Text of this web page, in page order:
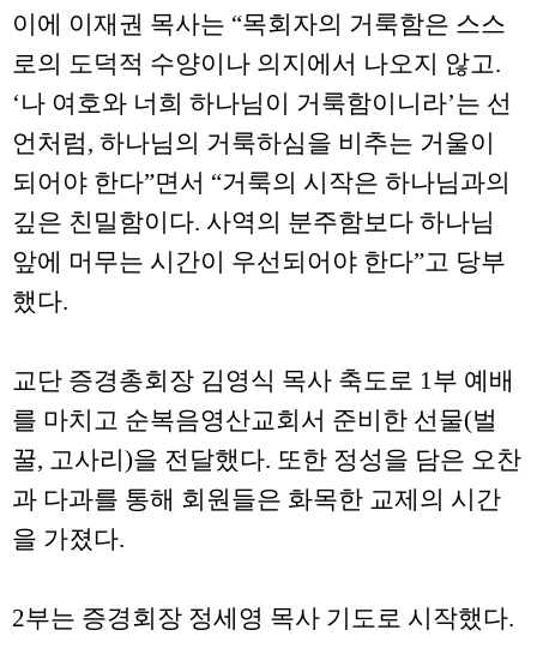
이에 이재권 목사는 “목회자의 거룩함은 스스
로의 도덕적 수양이나 의지에서 나오지 않고.
‘나 여호와 너희 하나님이 거룩함이니라’는 선
언처럼, 하나님의 거룩하심을 비추는 거울이
되어야 한다”면서 “거룩의 시작은 하나님과의
깊은 친밀함이다. 사역의 분주함보다 하나님
앞에 머무는 시간이 우선되어야 한다”고 당부
했다.
교단 증경총회장 김영식 목사 축도로 1부 예배
를 마치고 순복음영산교회서 준비한 선물(벌
꿀, 고사리)을 전달했다. 또한 정성을 담은 오찬
과 다과를 통해 회원들은 화목한 교제의 시간
을 가졌다.
2부는 증경회장 정세영 목사 기도로 시작했다.